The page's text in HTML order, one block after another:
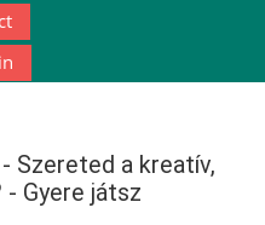
support
Szereted a kreatív,
- Gyere játsz